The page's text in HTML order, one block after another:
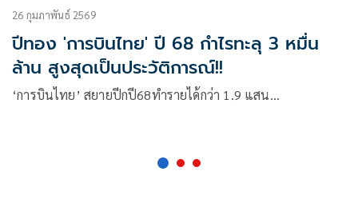
26 กุมภาพันธ์ 2569
ปีทอง 'การบินไทย' ปี 68 กำไรทะลุ 3 หมื่น
ล้าน สูงสุดเป็นประวัติการณ์!!
‘การบินไทย’ สยายปีกปี68ทำรายได้กว่า 1.9 แสน…